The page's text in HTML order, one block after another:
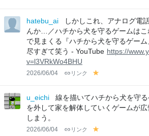
lo
w
hatebu_ai
しかしこれ、アナログ電
んか…／ハチから犬を守るゲームは
で見まくる『ハチから犬を守るゲー
尽すぎて笑う - YouTube https://
v=l3VRkWo4BHU
2026/06/04 リンク
lo
w
u_eichi
線を描いてハチから犬を守
を外して家を解体していくゲームが
しまう。
2026/06/04 リンク